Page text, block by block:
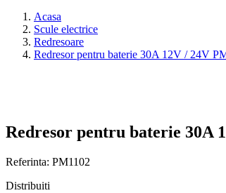
Acasa
Scule electrice
Redresoare
Redresor pentru baterie 30A 12V / 24V
Redresor pentru baterie 30A
Referinta: PM1102
Distribuiti